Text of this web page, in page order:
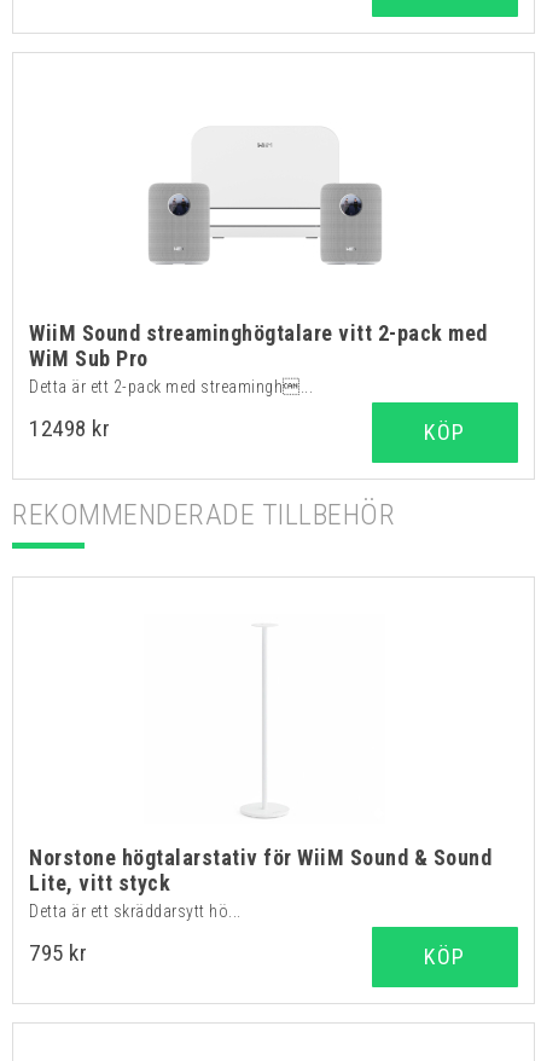
WiiM Sound streaminghögtalare vitt 2-pack med
WiM Sub Pro
Detta är ett 2-pack med streamingh...
12498 kr KÖP
REKOMMENDERADE TILLBEHÖR
Norstone högtalarstativ för WiiM Sound & Sound
Lite, vitt styck
Detta är ett skräddarsytt hö...
795 kr KÖP